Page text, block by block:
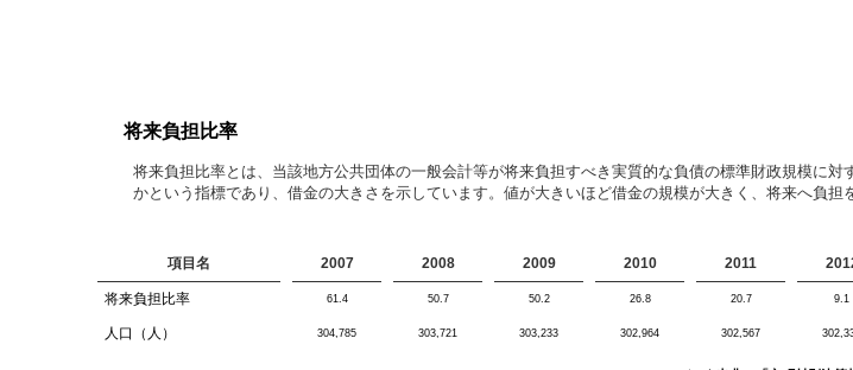
将来負担比率
将来負担比率とは、当該地方公共団体の一般会計等が将来負担すべき実質的な負債の標準財政規模に
かという指標であり、借金の大きさを示しています。値が大きいほど借金の規模が大きく、将来へ負担
項目名 2007 2008 2009 2010 2011
将来負担比率 61.4 50.7 50.2 26.8 20.7 9.1
人口（人） 304,785 303,721 303,233 302,964 302,567